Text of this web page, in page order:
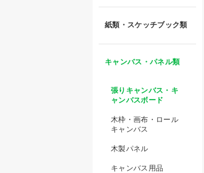
紙類・スケッチブック類
キャンバス・パネル類
張りキャンバス・キ
ャンバスボード
木枠・画布・ロール
キャンバス
木製パネル
キャンバス用品